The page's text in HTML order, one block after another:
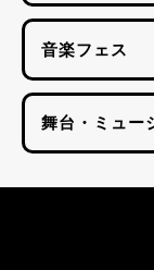
音楽フェス
舞台・ミュー